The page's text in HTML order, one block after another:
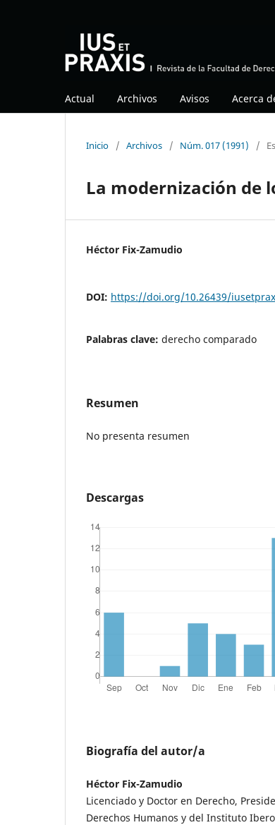
Actual Archivos Avisos Acerca
Inicio / Archivos / Núm. 017 (1991) /
La modernización de
Héctor Fix-Zamudio
DOI: https://doi.org/10.26439/
Palabras clave: derecho comparado
Resumen
No presenta resumen
Descargas
Biografía del autor/a
Héctor Fix-Zamudio
Licenciado y Doctor en Derecho,
Derechos Humanos y del Instituto